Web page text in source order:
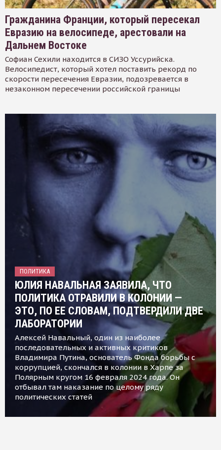
Гражданина Франции, который пересекал
Евразию на велосипеде, арестовали на
Дальнем Востоке
Софиан Сехили находится в СИЗО Уссурийска.
Велосипедист, который хотел поставить рекорд по
скорости пересечения Евразии, подозревается в
незаконном пересечении российской границы
ПОЛИТИКА
ЮЛИЯ НАВАЛЬНАЯ ЗАЯВИЛА, ЧТО
ПОЛИТИКА ОТРАВИЛИ В КОЛОНИИ —
ЭТО, ПО ЕЕ СЛОВАМ, ПОДТВЕРДИЛИ ДВЕ
ЛАБОРАТОРИИ
Алексей Навальный, один из наиболее
последовательных и активных критиков
Владимира Путина, основатель Фонда борьбы с
коррупцией, скончался в колонии в Харпе за
Полярным кругом 16 февраля 2024 года. Он
отбывал там наказание по целому ряду
политических статей